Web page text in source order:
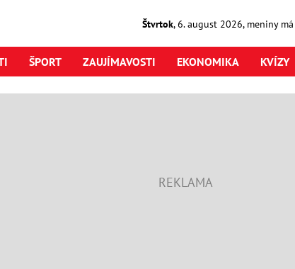
Štvrtok,6. august2026, meniny má
ŠPORT ZAUJÍMAVOSTI EKONOMIKA KVÍZY